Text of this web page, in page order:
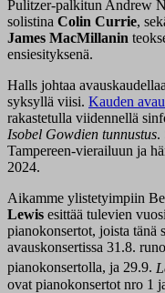
Pulitzer-palkitun Andrew
solistina Colin Currie,
James MacMillanin
ensiesityksenä.
Halls johtaa
syksyllä viisi. Kauden
rakastetulla viidennellä
Isobel Gowdien tunnustus.
Tampereen-vierailuun ja
2024.
Aikamme ylistetyimpiin
Lewis esittää tulevien
pianokonsertot, joista tänä
avauskonsertissa 31.8.
pianokonsertolla, ja 29.9.
ovat pianokonsertot nro 1